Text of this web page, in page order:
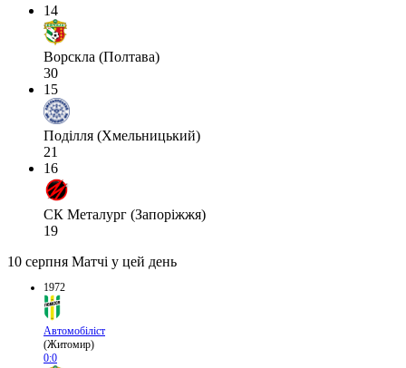
14
Ворскла (Полтава)
30
15
Поділля (Хмельницький)
21
16
СК Металург (Запоріжжя)
19
10 серпня Матчі у цей день
1972
Автомобіліст
(Житомир)
0:0